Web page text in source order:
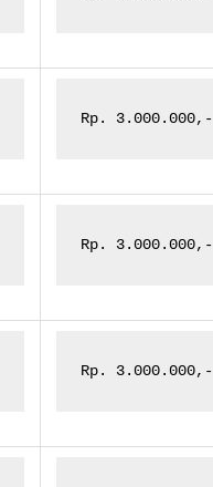
Rp. 3.000.000,-
Rp. 3.000.000,-
Rp. 3.000.000,-